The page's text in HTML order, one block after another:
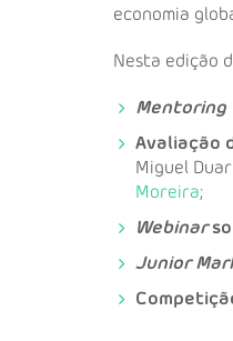
economia
Nesta edição
Mentoring
Avaliação
Miguel
Moreira;
Webinar
Junior